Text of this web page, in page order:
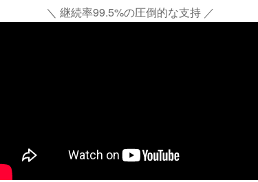
＼ 継続率99.5%の圧倒的な支持 ／